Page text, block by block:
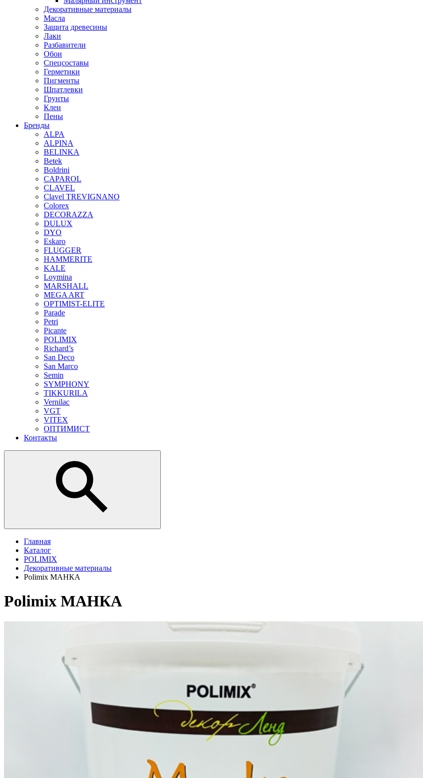
Декоративные материалы
Масла
Защита древесины
Лаки
Разбавители
Обои
Спецсоставы
Герметики
Пигменты
Шпатлевки
Грунты
Клеи
Пены
Бренды
ALPA
ALPINA
BELINKA
Betek
Boldrini
CAPAROL
CLAVEL
Clavel TREVIGNANO
Colorex
DECORAZZA
DULUX
DYO
Eskaro
FLUGGER
HAMMERITE
KALE
Loymina
MARSHALL
MEGA ART
OPTIMIST-ELITE
Parade
Petri
Picante
POLIMIX
Richard’s
San Deco
San Marco
Semin
SYMPHONY
TIKKURILA
Vernilac
VGT
VITEX
ОПТИМИСТ
Контакты
Главная
Каталог
POLIMIX
Декоративные материалы
Polimix МАНКА
Polimix МАНКА